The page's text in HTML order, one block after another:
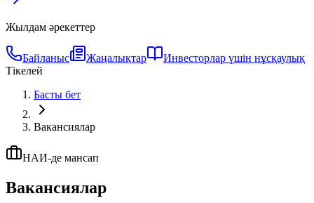
Жылдам әрекеттер
Байланыс Жаңалықтар
Инвесторлар үшін нұсқаулық
Тікелей
Басты бет
Вакансиялар
НАИ-де мансап
Вакансиялар